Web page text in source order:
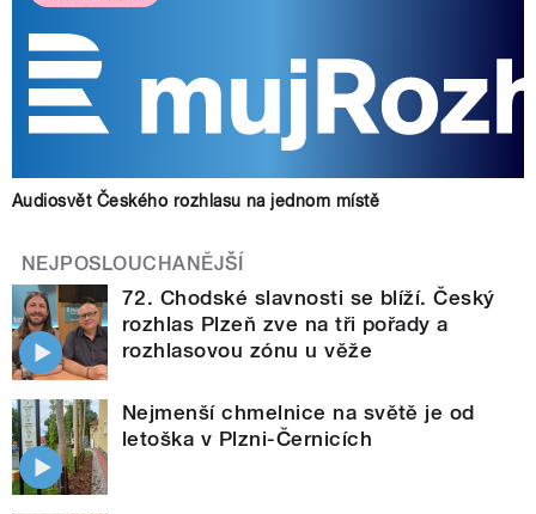
Audiosvět Českého rozhlasu na jednom místě
NEJPOSLOUCHANĚJŠÍ
72. Chodské slavnosti se blíží. Český
rozhlas Plzeň zve na tři pořady a
rozhlasovou zónu u věže
Nejmenší chmelnice na světě je od
letoška v Plzni-Černicích